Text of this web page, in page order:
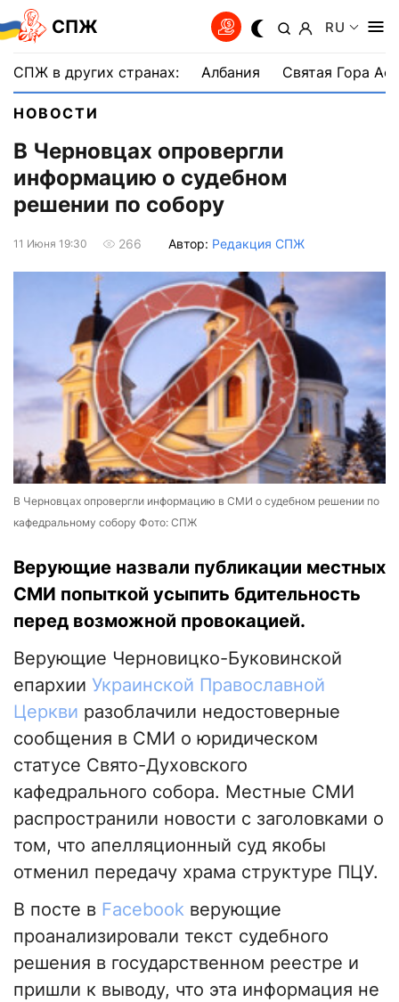
СПЖ RU
СПЖ в других странах: Албания Святая Гора
НОВОСТИ
В Черновцах опровергли
информацию о судебном
решении по собору
11 Июня 19:30 266 Автор: Редакция СПЖ
В Черновцах опровергли информацию в СМИ о судебном решении по
кафедральному собору Фото: СПЖ
Верующие назвали публикации местных
СМИ попыткой усыпить бдительность
перед возможной провокацией.
Верующие Черновицко-Буковинской
епархии Украинской Православной
Церкви разоблачили недостоверные
сообщения в СМИ о юридическом
статусе Свято-Духовского
кафедрального собора. Местные СМИ
распространили новости с заголовками о
том, что апелляционный суд якобы
отменил передачу храма структуре ПЦУ.
В посте в Facebook верующие
проанализировали текст судебного
решения в государственном реестре и
пришли к выводу, что эта информация не